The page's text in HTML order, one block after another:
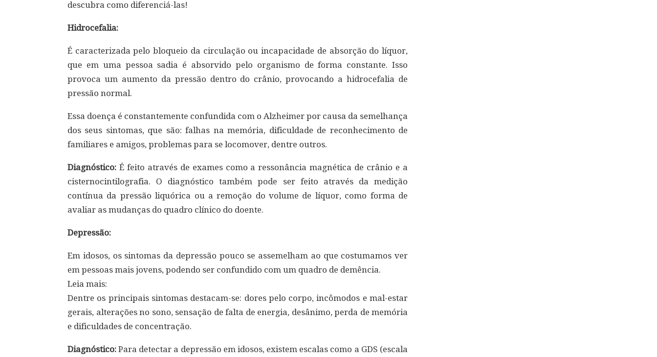
descubra como diferenciá-las!
Hidrocefalia:
É caracterizada pelo bloqueio da circulação ou incapacidade de absorção do líquor,
que em uma pessoa sadia é absorvido pelo organismo de forma constante. Isso
provoca um aumento da pressão dentro do crânio, provocando a hidrocefalia de
pressão normal.
Essa doença é constantemente confundida com o Alzheimer por causa da semelhança
dos seus sintomas, que são: falhas na memória, dificuldade de reconhecimento de
familiares e amigos, problemas para se locomover, dentre outros.
Diagnóstico: É feito através de exames como a ressonância magnética de crânio e a
cisternocintilografia. O diagnóstico também pode ser feito através da medição
contínua da pressão liquórica ou a remoção do volume de líquor, como forma de
avaliar as mudanças do quadro clínico do doente.
Depressão:
Em idosos, os sintomas da depressão pouco se assemelham ao que costumamos ver
em pessoas mais jovens, podendo ser confundido com um quadro de demência.
Leia mais:
Dentre os principais sintomas destacam-se: dores pelo corpo, incômodos e mal-estar
gerais, alterações no sono, sensação de falta de energia, desânimo, perda de memória
e dificuldades de concentração.
Diagnóstico: Para detectar a depressão em idosos, existem escalas como a GDS (escala